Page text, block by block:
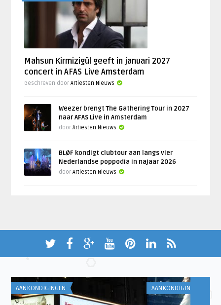
Mahsun Kirmizigül geeft in januari 2027
concert in AFAS Live Amsterdam
Geschreven doorArtiesten Nieuws
Weezer brengt The Gathering Tour in 2027
naar AFAS Live in Amsterdam
doorArtiesten Nieuws
BLØF kondigt clubtour aan langs vier
Nederlandse poppodia in najaar 2026
doorArtiesten Nieuws
AANKONDIGINGEN AANKONDIGINGEN